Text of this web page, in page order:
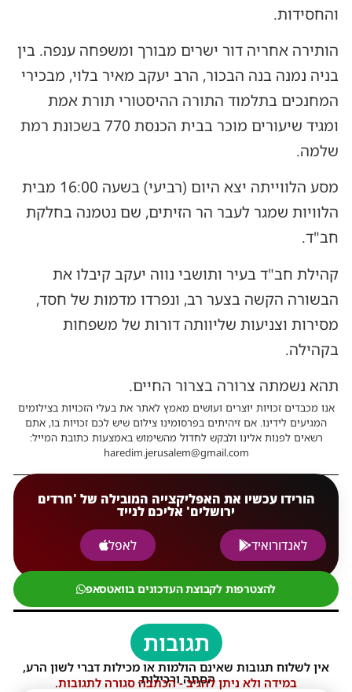
והחסידות.
הותירה אחריה דור ישרים מבורך ומשפחה ענפה. בין
בניה נמנה בנה הבכור, הרב יעקב מאיר בלוי, מבכירי
המחנכים בתלמוד התורה ההיסטורי תורת אמת
ומגיד שיעורים מוכר בבית הכנסת 770 בשכונת רמת
שלמה.
מסע הלווייתה יצא היום (רביעי) בשעה 16:00 מבית
הלוויות שמגר לעבר הר הזיתים, שם נטמנה בחלקת
חב"ד.
קהילת חב"ד בעיר ותושבי נווה יעקב קיבלו את
הבשורה הקשה בצער רב, ונפרדו מדמות של חסד,
מסירות וצניעות שליוותה דורות של משפחות
בקהילה.
תהא נשמתה צרורה בצרור החיים.
אנו מכבדים זכויות יוצרים ועושים מאמץ לאתר את בעלי הזכויות בצילומים
המגיעים לידינו. אם זיהיתים בפרסומינו צילום שיש לכם זכויות בו, אתם
רשאים לפנות אלינו ולבקש לחדול מהשימוש באמצעות כתובת המייל:
haredim.jerusalem@gmail.com
הורידו עכשיו את האפליקצייה המובילה של 'חרדים
ירושלים' אליכם לנייד
לאנדורואיד
לאפל
להצטרפות לקבוצת העדכונים בוואטסאפ
תגובות
אין לשלוח תגובות שאינם הולמות או מכילות דברי לשון הרע,
הסתה ורכילות.
במידה ולא ניתן להגיב - הכתבה סגורה לתגובות.